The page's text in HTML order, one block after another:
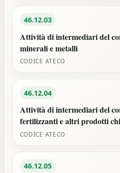
46.12.03
Attività di intermediari del
minerali e metalli
CODICE ATECO
46.12.04
Attività di intermediari del
fertilizzanti e altri prodotti
CODICE ATECO
46.12.05